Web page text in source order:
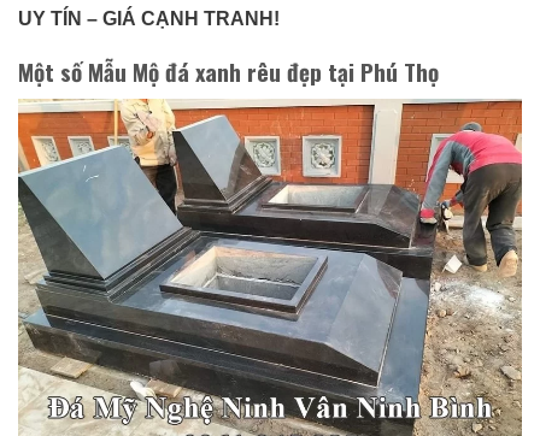
UY TÍN – GIÁ CẠNH TRANH!
Một số Mẫu Mộ đá xanh rêu đẹp tại Phú Thọ